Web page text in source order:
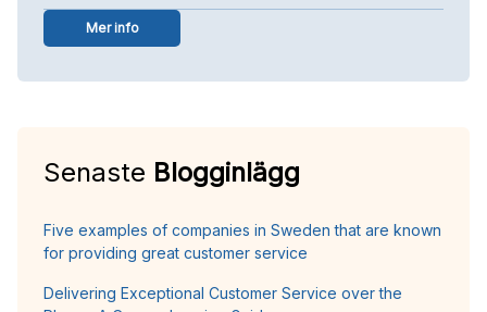
Mer info
Senaste Blogginlägg
Five examples of companies in Sweden that are known
for providing great customer service
Delivering Exceptional Customer Service over the